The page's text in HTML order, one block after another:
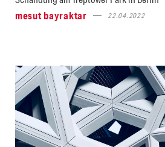
mesut bayraktar
22.04.2022